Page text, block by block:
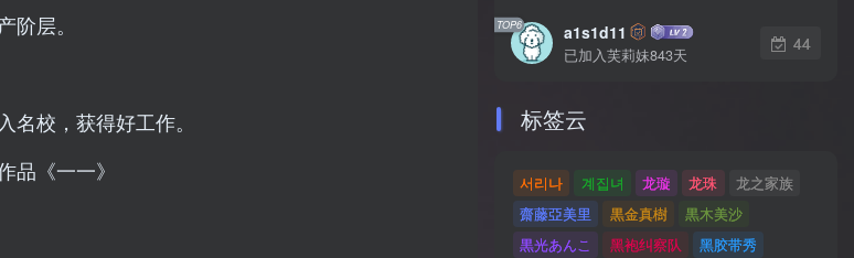
层。
校，获得好工作。
品《一一》
TOP6 a1s1d11
已加入芙莉妹843天
44
标签云
서리나 계집녀 龙璇 龙珠
龙之家族
齋藤亞美里
黒金真樹
黒木美沙
黒光あんこ
黑袍纠察队
黑胶带秀